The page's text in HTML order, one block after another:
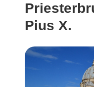
Pius X.